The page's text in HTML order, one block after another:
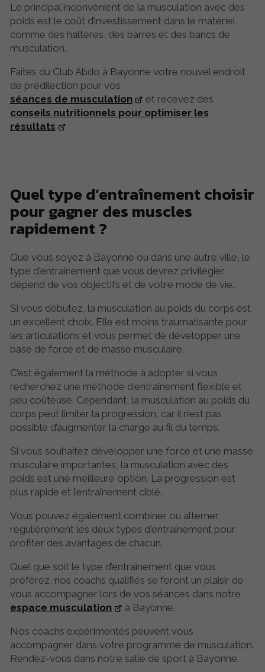
Le principal inconvénient de la musculation avec des
poids est le coût d’investissement dans le matériel
comme des haltères, des barres et des bancs de
musculation.
Faites du Club Abdo à Bayonne votre nouvel endroit
de prédilection pour vos
séances de musculation
et recevez des
conseils nutritionnels pour optimiser les
résultats
.
Quel type d’entraînement choisir
pour gagner des muscles
rapidement ?
Que vous soyez à Bayonne ou dans une autre ville, le
type d'entraînement que vous devrez privilégier
dépend de vos objectifs et de votre mode de vie.
Si vous débutez, la musculation au poids du corps est
un excellent choix. Elle est moins traumatisante pour
les articulations et vous permet de développer une
base de force et de masse musculaire.
C’est également la méthode à adopter si vous
recherchez une méthode d'entraînement flexible et
peu coûteuse. Cependant, la musculation au poids du
corps peut limiter la progression, car il n’est pas
possible d’augmenter la charge au fil du temps.
Si vous souhaitez développer une force et une masse
musculaire importantes, la musculation avec des
poids est une meilleure option. La progression est
plus rapide et l’entraînement ciblé.
Vous pouvez également combiner ou alterner
régulièrement les deux types d'entraînement pour
profiter des avantages de chacun.
Quel que soit le type d’entraînement que vous
préférez, nos coachs qualifiés se feront un plaisir de
vous accompagner lors de vos séances dans notre
espace musculation
à Bayonne.
Nos coachs expérimentés peuvent vous
accompagner dans votre programme de musculation.
Rendez-vous dans notre salle de sport à Bayonne.